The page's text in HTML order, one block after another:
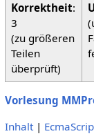
Korrektheit:
3
(zu größeren
Teilen
überprüft)
Vorlesung
Inhalt|